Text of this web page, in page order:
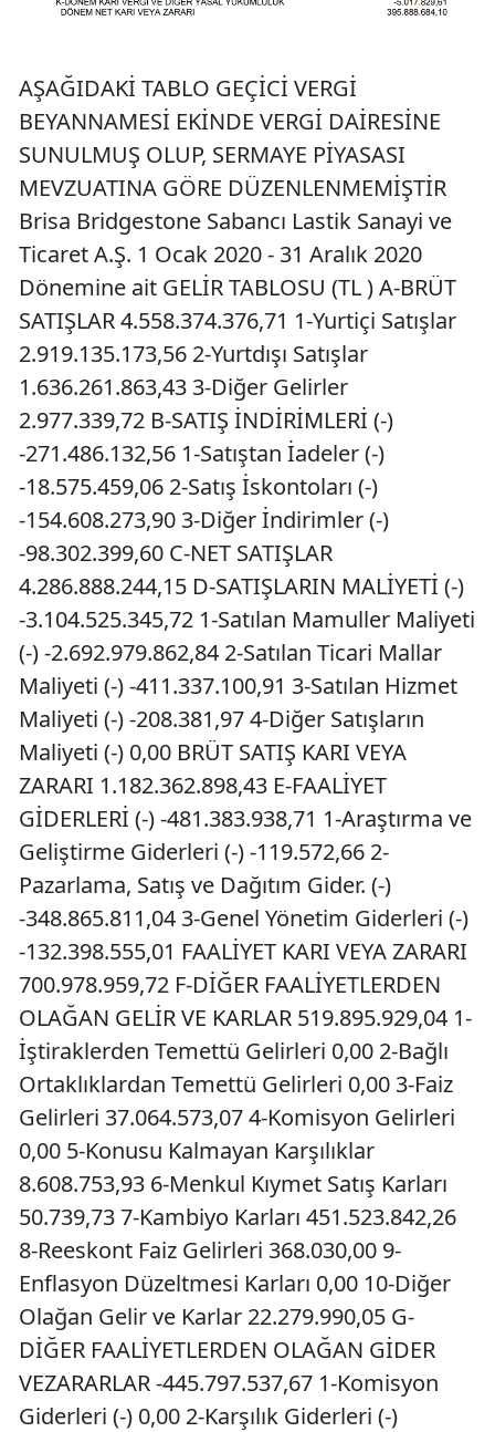
AŞAĞIDAKİ TABLO GEÇİCİ VERGİ
BEYANNAMESİ EKİNDE VERGİ DAİRESİNE
SUNULMUŞ OLUP, SERMAYE PİYASASI
MEVZUATINA GÖRE DÜZENLENMEMİŞTİR
Brisa Bridgestone Sabancı Lastik Sanayi ve
Ticaret A.Ş. 1 Ocak 2020 - 31 Aralık 2020
Dönemine ait GELİR TABLOSU (TL ) A-BRÜT
SATIŞLAR 4.558.374.376,71 1-Yurtiçi Satışlar
2.919.135.173,56 2-Yurtdışı Satışlar
1.636.261.863,43 3-Diğer Gelirler
2.977.339,72 B-SATIŞ İNDİRİMLERİ (-)
-271.486.132,56 1-Satıştan İadeler (-)
-18.575.459,06 2-Satış İskontoları (-)
-154.608.273,90 3-Diğer İndirimler (-)
-98.302.399,60 C-NET SATIŞLAR
4.286.888.244,15 D-SATIŞLARIN MALİYETİ (-)
-3.104.525.345,72 1-Satılan Mamuller Maliyeti
(-) -2.692.979.862,84 2-Satılan Ticari Mallar
Maliyeti (-) -411.337.100,91 3-Satılan Hizmet
Maliyeti (-) -208.381,97 4-Diğer Satışların
Maliyeti (-) 0,00 BRÜT SATIŞ KARI VEYA
ZARARI 1.182.362.898,43 E-FAALİYET
GİDERLERİ (-) -481.383.938,71 1-Araştırma ve
Geliştirme Giderleri (-) -119.572,66 2-
Pazarlama, Satış ve Dağıtım Gider. (-)
-348.865.811,04 3-Genel Yönetim Giderleri (-)
-132.398.555,01 FAALİYET KARI VEYA ZARARI
700.978.959,72 F-DİĞER FAALİYETLERDEN
OLAĞAN GELİR VE KARLAR 519.895.929,04 1-
İştiraklerden Temettü Gelirleri 0,00 2-Bağlı
Ortaklıklardan Temettü Gelirleri 0,00 3-Faiz
Gelirleri 37.064.573,07 4-Komisyon Gelirleri
0,00 5-Konusu Kalmayan Karşılıklar
8.608.753,93 6-Menkul Kıymet Satış Karları
50.739,73 7-Kambiyo Karları 451.523.842,26
8-Reeskont Faiz Gelirleri 368.030,00 9-
Enflasyon Düzeltmesi Karları 0,00 10-Diğer
Olağan Gelir ve Karlar 22.279.990,05 G-
DİĞER FAALİYETLERDEN OLAĞAN GİDER
VEZARARLAR -445.797.537,67 1-Komisyon
Giderleri (-) 0,00 2-Karşılık Giderleri (-)